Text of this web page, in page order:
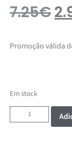
7.25€
Promoção válida
Em stock